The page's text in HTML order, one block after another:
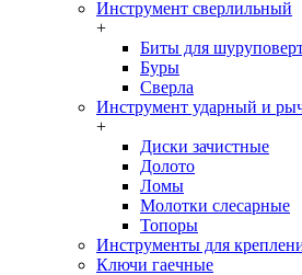
Инструмент сверлильный
+
Биты для
Буры
Сверла
Инструмент ударный и
+
Диски зачистные
Долото
Ломы
Молотки слесарные
Топоры
Инструменты для
Ключи гаечные